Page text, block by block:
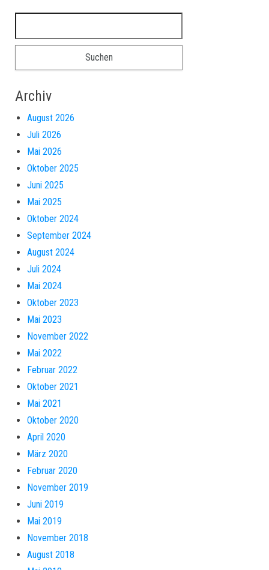
Archiv
August 2026
Juli 2026
Mai 2026
Oktober 2025
Juni 2025
Mai 2025
Oktober 2024
September 2024
August 2024
Juli 2024
Mai 2024
Oktober 2023
Mai 2023
November 2022
Mai 2022
Februar 2022
Oktober 2021
Mai 2021
Oktober 2020
April 2020
März 2020
Februar 2020
November 2019
Juni 2019
Mai 2019
November 2018
August 2018